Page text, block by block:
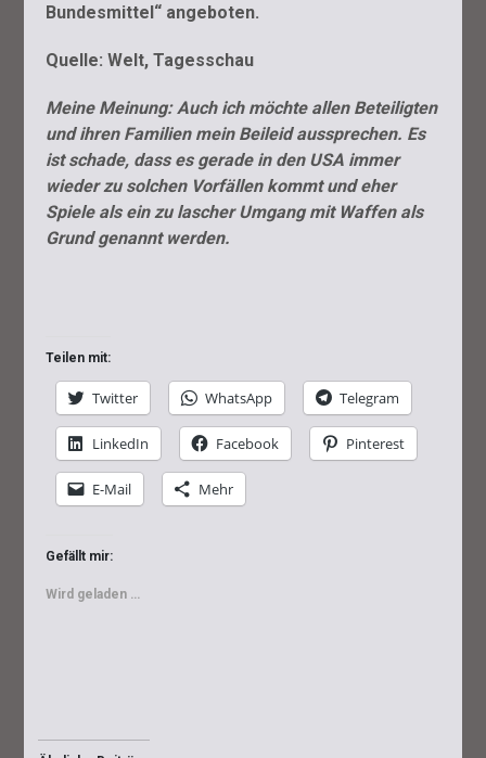
Bundesmittel“ angeboten.
Quelle: Welt, Tagesschau
Meine Meinung: Auch ich möchte allen Beteiligten
und ihren Familien mein Beileid aussprechen. Es
ist schade, dass es gerade in den USA immer
wieder zu solchen Vorfällen kommt und eher
Spiele als ein zu lascher Umgang mit Waffen als
Grund genannt werden.
Teilen mit:
Twitter WhatsApp Telegram
LinkedIn Facebook Pinterest
E-Mail Mehr
Gefällt mir:
Wird geladen …